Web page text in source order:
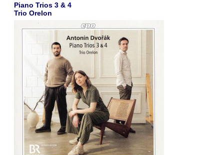
Piano Trios 3 & 4
Trio Orelon